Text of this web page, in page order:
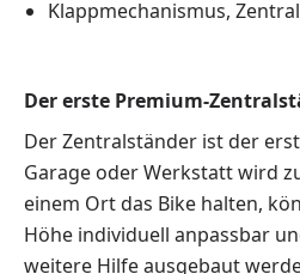
Klappmechanismus,
Der erste Premium-
Der Zentralständer ist der
Garage oder Werkstatt wird
einem Ort das Bike halten,
Höhe individuell anpassbar
weitere Hilfe ausgebaut